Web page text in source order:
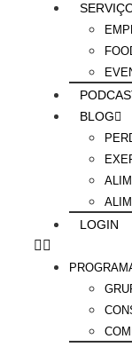
BLOG
LOGIN